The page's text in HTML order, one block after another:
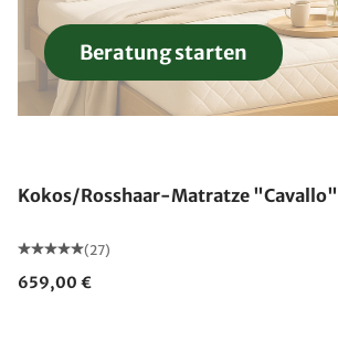
Beratung starten
Kokos/Rosshaar-Matratze "Cavallo"
(27)
659,00 €